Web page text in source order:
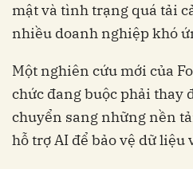
mật và tình trạng quá tải
nhiều doanh nghiệp khó
Một nghiên cứu mới của
chức đang buộc phải thay
chuyển sang những nền
hỗ trợ AI để bảo vệ dữ liệu